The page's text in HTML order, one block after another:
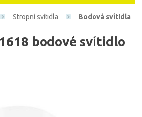
Stropní svítidla Bodová svítidla
bodové svítidlo